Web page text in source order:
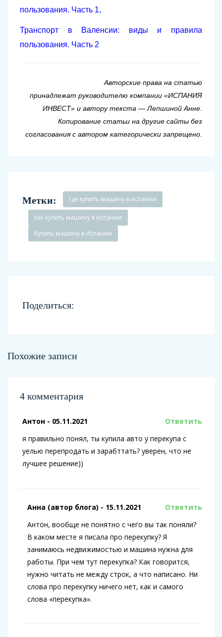
пользования. Часть 1,
Транспорт в Валенсии: виды и правила
пользования. Часть 2
Авторские права на статью
принадлежат руководителю компании «ИСПАНИЯ
ИНВЕСТ» и автору текста — Лепшиной Анне.
Копирование статьи на другие сайты без
согласования с автором категорически запрещено.
Метки: где купить машину в испании
как купить машину в испании
Купить машину в Испании
Поделиться:
Похожие записи
4 комментария
Антон - 05.11.2021
Ответить
я правильно понял, ты купила авто у перекупа с
уелью перепродать и зарабттать? уверен, что не
лучшее решение))
Анна (автор блога) - 15.11.2021
Ответить
Антон, вообще не понятно с чего вы так поняли?
В каком месте я писала про перекупку? Я
занимаюсь недвижимостью и машина нужна для
работы. При чем тут перекупка? Как говорится,
нужно читать не между строк, а что написано. Ни
слова про перекупку ничего нет, как и самого
слова «перекупка».